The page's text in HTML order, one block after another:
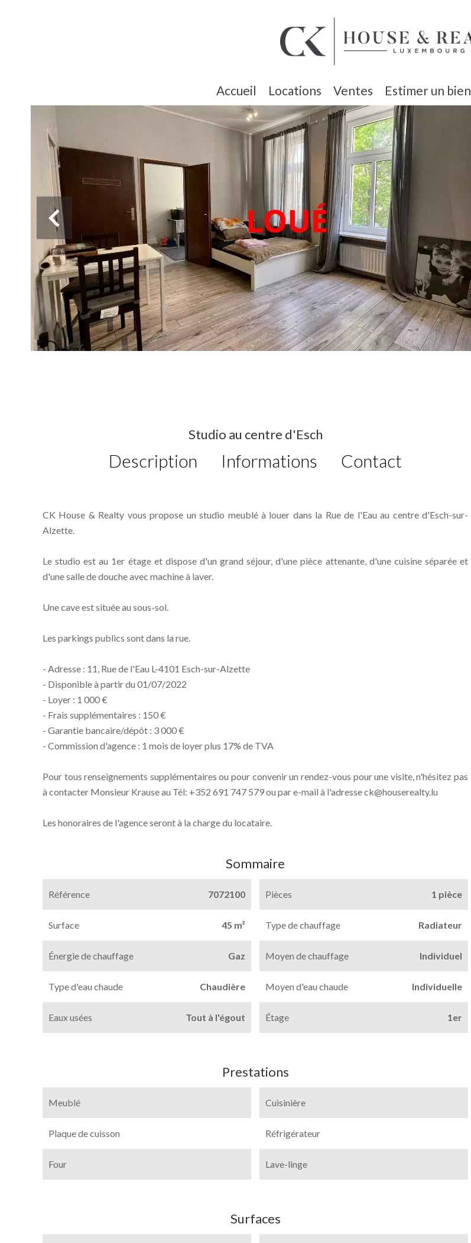
Accueil Locations Ventes Estimer un bien
Studio au centre d'Esch
Description Informations Contact
CK House & Realty vous propose un studio meublé à louer dans la Rue de l'Eau au centre d'Esch-sur-
Alzette.
Le studio est au 1er étage et dispose d'un grand séjour, d'une pièce attenante, d'une cuisine séparée et
d'une salle de douche avec machine à laver.
Une cave est située au sous-sol.
Les parkings publics sont dans la rue.
- Adresse : 11, Rue de l'Eau L-4101 Esch-sur-Alzette
- Disponible à partir du 01/07/2022
- Loyer : 1 000 €
- Frais supplémentaires : 150 €
- Garantie bancaire/dépôt : 3 000 €
- Commission d'agence : 1 mois de loyer plus 17% de TVA
Pour tous renseignements supplémentaires ou pour convenir un rendez-vous pour une visite, n'hésitez pas
à contacter Monsieur Krause au Tél: +352 691 747 579 ou par e-mail à l'adresse ck@houserealty.lu
Les honoraires de l'agence seront à la charge du locataire.
Sommaire
Référence 7072100 Pièces 1 pièce
Surface 45 m² Type de chauffage Radiateur
Énergie de chauffage Gaz Moyen de chauffage Individuel
Type d'eau chaude Chaudière Moyen d'eau chaude Individuelle
Eaux usées Tout à l'égout Étage 1er
Prestations
Meublé Cuisinière
Plaque de cuisson Réfrigérateur
Four Lave-linge
Surfaces